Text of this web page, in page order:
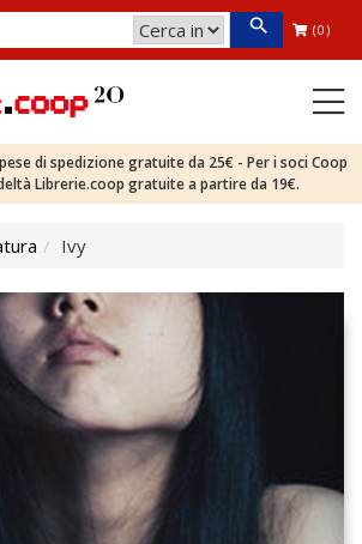
(0)
di spedizione gratuite da 25€ - Per i soci Coop
Librerie.coop gratuite a partire da 19€.
Ivy